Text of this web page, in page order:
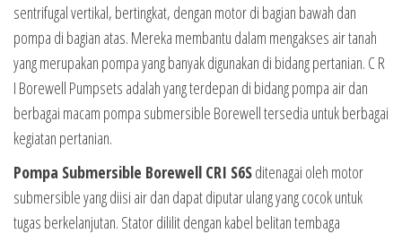
sentrifugal vertikal, bertingkat, dengan motor di bagian bawah dan
pompa di bagian atas. Mereka membantu dalam mengakses air tanah
yang merupakan pompa yang banyak digunakan di bidang pertanian. C R
I Borewell Pumpsets adalah yang terdepan di bidang pompa air dan
berbagai macam pompa submersible Borewell tersedia untuk berbagai
kegiatan pertanian.
Pompa Submersible Borewell CRI S6Sditenagai oleh motor
submersible yang diisi air dan dapat diputar ulang yang cocok untuk
tugas berkelanjutan. Stator dililit dengan kabel belitan tembaga